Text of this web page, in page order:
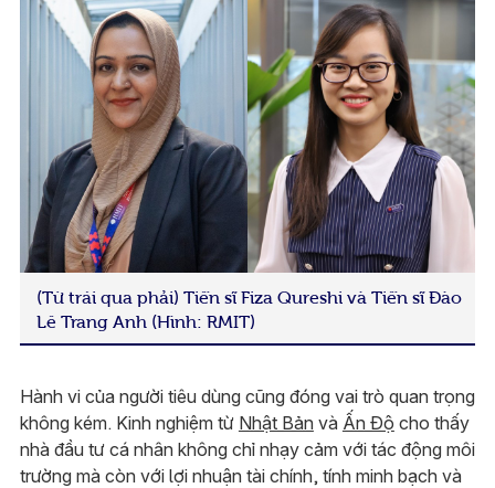
(Từ trái qua phải) Tiến sĩ Fiza Qureshi và Tiến sĩ Đào
Lê Trang Anh (Hình: RMIT)
Hành vi của người tiêu dùng cũng đóng vai trò quan trọng
không kém. Kinh nghiệm từ Nhật Bản và Ấn Độ cho thấy
nhà đầu tư cá nhân không chỉ nhạy cảm với tác động môi
trường mà còn với lợi nhuận tài chính, tính minh bạch và